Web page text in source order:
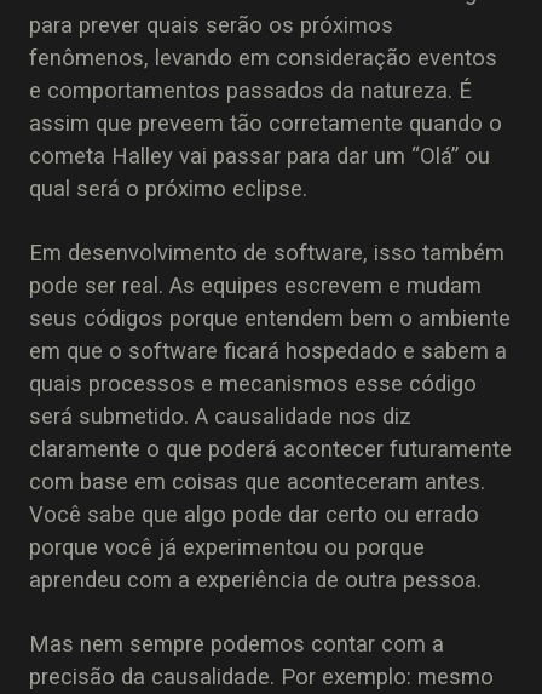
para prever quais serão os próximos
fenômenos, levando em consideração eventos
e comportamentos passados da natureza. É
assim que preveem tão corretamente quando o
cometa Halley vai passar para dar um “Olá” ou
qual será o próximo eclipse.
Em desenvolvimento de software, isso também
pode ser real. As equipes escrevem e mudam
seus códigos porque entendem bem o ambiente
em que o software ficará hospedado e sabem a
quais processos e mecanismos esse código
será submetido. A causalidade nos diz
claramente o que poderá acontecer futuramente
com base em coisas que aconteceram antes.
Você sabe que algo pode dar certo ou errado
porque você já experimentou ou porque
aprendeu com a experiência de outra pessoa.
Mas nem sempre podemos contar com a
precisão da causalidade. Por exemplo: mesmo